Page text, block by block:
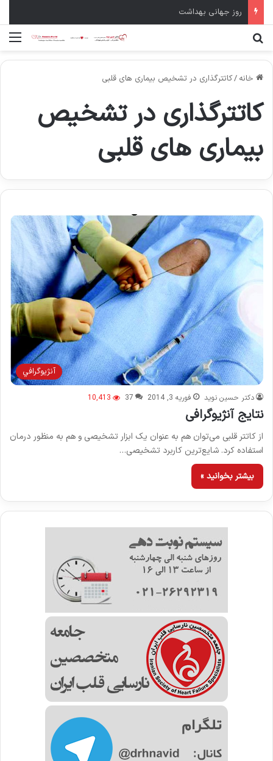
روز جهانی بهداشت
خانه /کاتترگذاری در تشخیص بیماری های قلبی
کاتترگذاری در تشخیص
بیماری های قلبی
آنژيوگرافي
دکتر حسین نوید فوریه 3, 2014 37
10,413
نتایج آنژیوگرافی
از کاتتر قلبی می‌توان هم به عنوان یک ابزار تشخیصی و هم به منظور درمان
استفاده کرد. شایع‌ترین کاربرد تشخیصی…
بیشتر بخوانید »